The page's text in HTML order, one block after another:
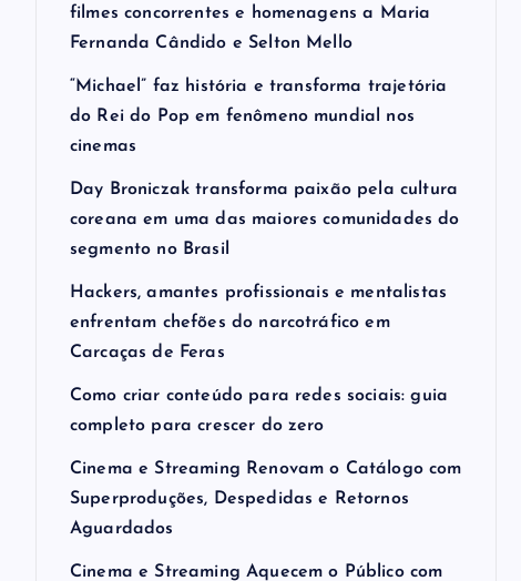
filmes concorrentes e homenagens a Maria
Fernanda Cândido e Selton Mello
“Michael” faz história e transforma trajetória
do Rei do Pop em fenômeno mundial nos
cinemas
Day Broniczak transforma paixão pela cultura
coreana em uma das maiores comunidades do
segmento no Brasil
Hackers, amantes profissionais e mentalistas
enfrentam chefões do narcotráfico em
Carcaças de Feras
Como criar conteúdo para redes sociais: guia
completo para crescer do zero
Cinema e Streaming Renovam o Catálogo com
Superproduções, Despedidas e Retornos
Aguardados
Cinema e Streaming Aquecem o Público com